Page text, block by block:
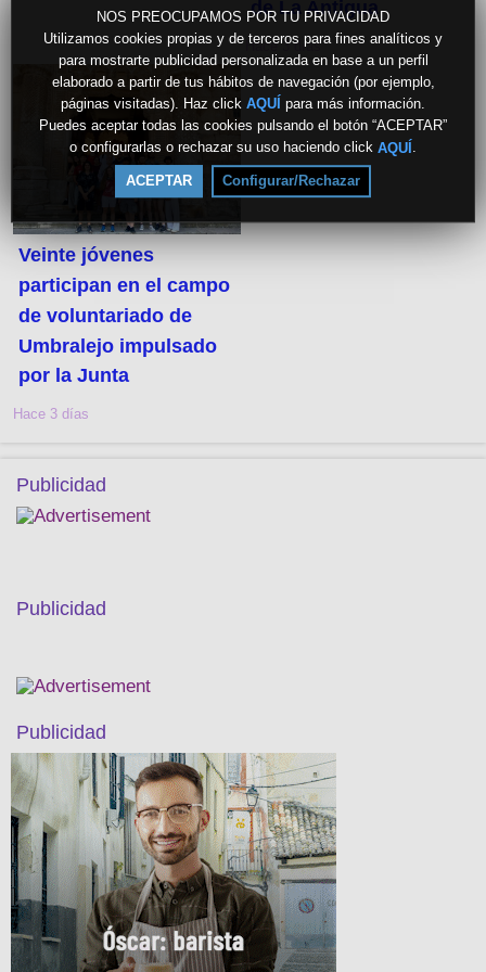
NOS PREOCUPAMOS POR TU PRIVACIDAD
Utilizamos cookies propias y de terceros para fines analíticos y
para mostrarte publicidad personalizada en base a un perfil
elaborado a partir de tus hábitos de navegación (por ejemplo,
páginas visitadas). Haz click AQUÍ para más información.
Puedes aceptar todas las cookies pulsando el botón “ACEPTAR”
o configurarlas o rechazar su uso haciendo click AQUÍ
ACEPTAR Configurar/Rechazar
de La Antigua
Hace 3 días
Veinte jóvenes
participan en el campo
de voluntariado de
Umbralejo impulsado
por la Junta
Hace 3 días
Publicidad
Publicidad
Publicidad